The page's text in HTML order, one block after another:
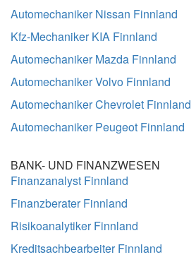
Automechaniker Nissan Finnland
Kfz-Mechaniker KIA Finnland
Automechaniker Mazda Finnland
Automechaniker Volvo Finnland
Automechaniker Chevrolet Finnland
Automechaniker Peugeot Finnland
BANK- UND FINANZWESEN
Finanzanalyst Finnland
Finanzberater Finnland
Risikoanalytiker Finnland
Kreditsachbearbeiter Finnland